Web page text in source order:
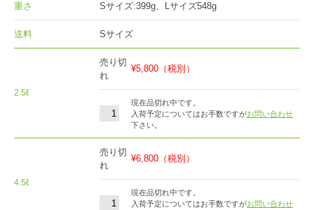
重さ Sサイズ:399g、Lサイズ548g
送料 Sサイズ
2.5ℓ
売り切
れ
¥5,800 （税別）
現在品切れ中です。
入荷予定についてはお手数ですがお問い合わせ
下さい。
4.5ℓ
売り切
れ
¥6,800 （税別）
現在品切れ中です。
入荷予定についてはお手数ですがお問い合わせ